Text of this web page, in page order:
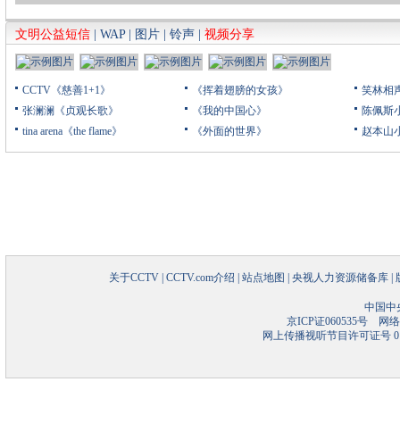
文明公益短信 WAP| 图片 铃声 视频分享
CCTV《慈善1+1》
张澜澜《贞观长歌》
tina arena《the flame》
《挥着翅膀的女孩》
《我的中国心》
《外面的世界》
笑林相
陈佩斯
赵本山
关于CCTV CCTV.com介绍 站点地图 央视人力资源储备库
中国中
京ICP证060535号网络
网上传播视听节目许可证号